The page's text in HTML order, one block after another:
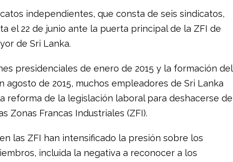
independientes, que consta de seis sindicatos,
el 22 de junio ante la puerta principal de la ZFI de
de Sri Lanka.
presidenciales de enero de 2015 y la formación del
agosto de 2015, muchos empleadores de Sri Lanka
reforma de la legislación laboral para deshacerse de
Zonas Francas Industriales (ZFI).
las ZFI han intensificado la presión sobre los
incluida la negativa a reconocer a los